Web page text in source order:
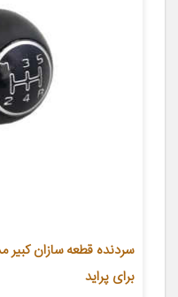
برای پراید